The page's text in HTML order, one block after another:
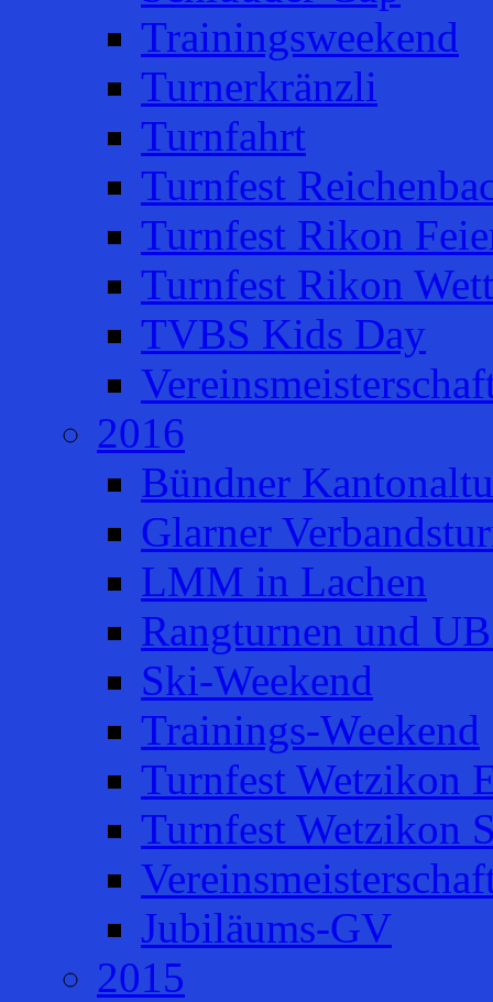
Trainingsweekend
Turnerkränzli
Turnfahrt
Turnfest
Turnfest Rikon
Turnfest Rikon
TVBS Kids Day
2016
Bündner
Glarner
LMM in Lachen
Rangturnen und
Ski-Weekend
Trainings-Weekend
Turnfest Wetzikon
Turnfest Wetzikon
Jubiläums-GV
2015